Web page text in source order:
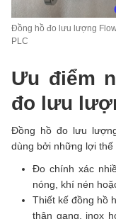
Đồng hồ đo lưu lượng
PLC
Ưu điểm
đo lưu
Đồng hồ đo lưu
dùng bởi những lợi thế
Đo chính xác
nóng, khí nén
Thiết kế đồng hồ
thân gang, inox